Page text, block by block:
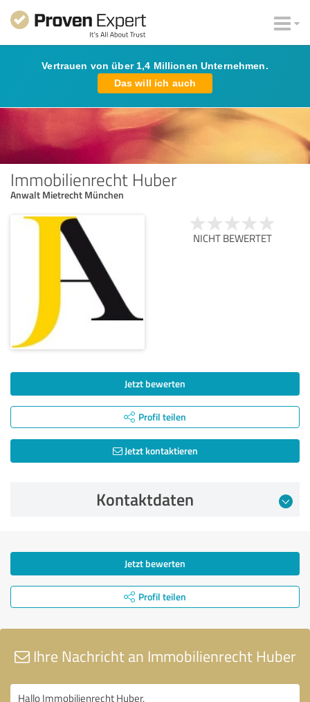
Vertrauen von über 1,4 Millionen Unternehmen.
Das will ich auch
Immobilienrecht Huber
Anwalt Mietrecht München
NICHT BEWERTET
Jetzt bewerten
Profil teilen
Jetzt kontaktieren
Kontaktdaten
Jetzt bewerten
Profil teilen
Ihre Nachricht an Immobilienrecht Huber